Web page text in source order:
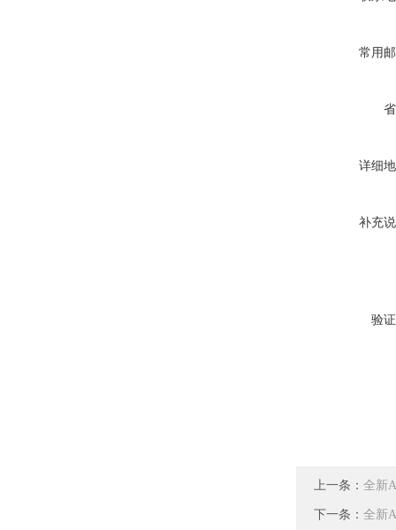
常用
详细
补充
验
上一条： 全新
下一条： 全新